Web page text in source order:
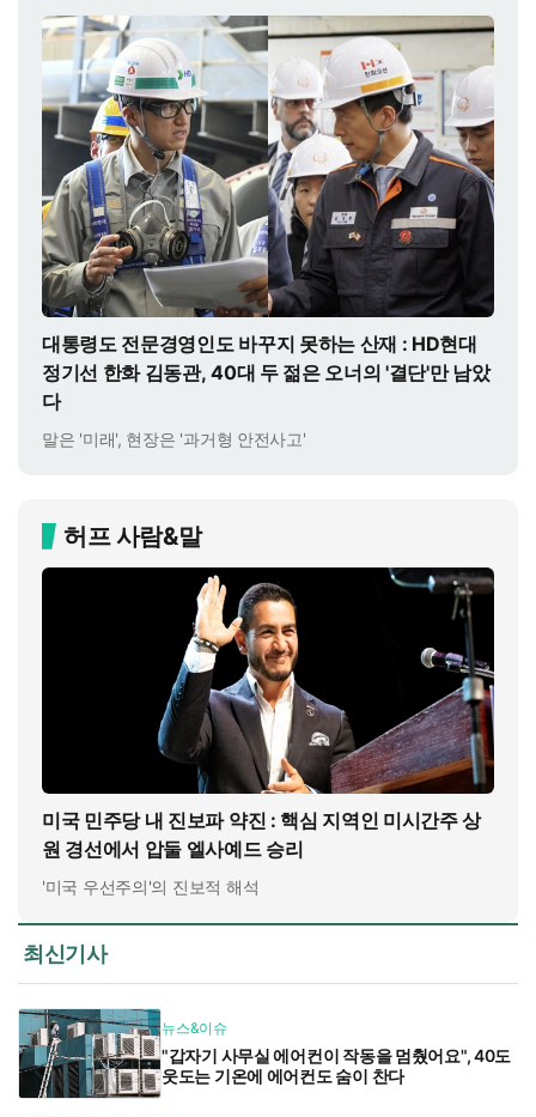
대통령도 전문경영인도 바꾸지 못하는 산재 : HD현대
정기선 한화 김동관, 40대 두 젊은 오너의 '결단'만 남았
다
말은 '미래', 현장은 '과거형 안전사고'
허프 사람&말
미국 민주당 내 진보파 약진 : 핵심 지역인 미시간주 상
원 경선에서 압둘 엘사예드 승리
'미국 우선주의'의 진보적 해석
최신기사
뉴스&이슈
"갑자기 사무실 에어컨이 작동을 멈췄어요", 40도
웃도는 기온에 에어컨도 숨이 찬다